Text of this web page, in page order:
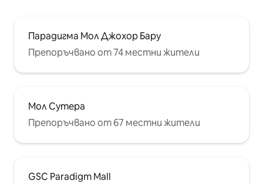
Парадигма Мол Джохор Бару
Препоръчвано от 74 местни жители
Мол Сутера
Препоръчвано от 67 местни жители
GSC Paradigm Mall